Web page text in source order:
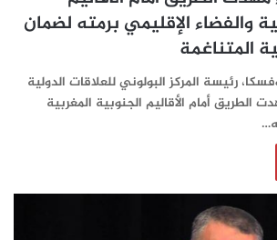
والفضاء الإقليمي برمته لضمان
المتناغمة
رئيسة المركز البولوني للعلاقات الدولية
الطريق أمام الأقاليم الجنوبية المغربية